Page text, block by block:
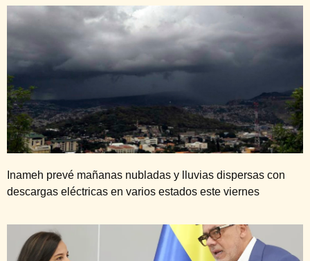
Inameh prevé mañanas nubladas y lluvias dispersas con
descargas eléctricas en varios estados este viernes